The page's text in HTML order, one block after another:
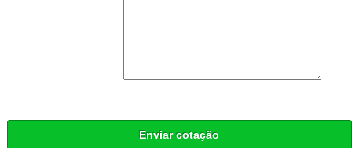
Enviar cotação